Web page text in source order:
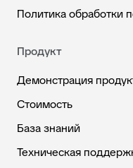
Политика обработки
Продукт
Демонстрация
Стоимость
База знаний
Техническая